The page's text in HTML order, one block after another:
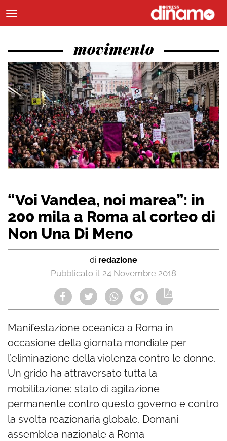
movimento
“Voi Vandea, noi marea”: in
200 mila a Roma al corteo di
Non Una Di Meno
di redazione
24 Novembre 2018
Manifestazione oceanica a Roma in
occasione della giornata mondiale per
l’eliminazione della violenza contro le donne.
Un grido ha attraversato tutta la
mobilitazione: stato di agitazione
permanente contro questo governo e contro
la svolta reazionaria globale. Domani
assemblea nazionale a Roma